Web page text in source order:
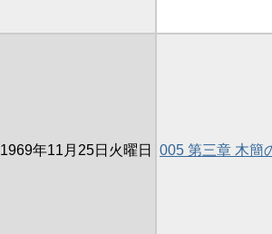
1969年11月25日火曜日 005 第三章 木簡